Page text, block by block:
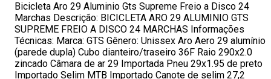
Bicicleta Aro 29 Aluminio Gts Supreme Freio a Disco 24
Marchas Descrição: BICICLETA ARO 29 ALUMINIO GTS
SUPREME FREIO A DISCO 24 MARCHAS Informações
Técnicas: Marca: GTS Gênero: Unissex Aro Aero 29 alumínio
(parede dupla) Cubo dianteiro/traseiro 36F Raio 290x2.0
zincado Câmara de ar 29 Importada Pneu 29x1.95 de preto
Importado Selim MTB Importado Canote de selim 27,2